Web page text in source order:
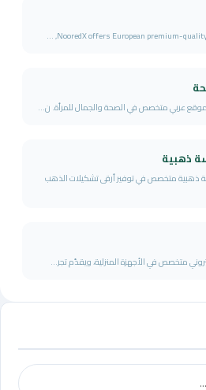
NooredX offers European premium-quality
عربي متخصص في الصحة والجمال للمرأة. ن...
ذهبية
ذهبية متخصص في توفير أرقى تشكيلات الذهب
متخصص في الأجهزة المنزلية، ويقدّم تجر...